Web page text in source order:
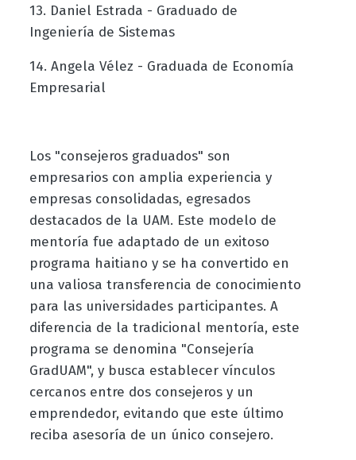
13. Daniel Estrada - Graduado de
Ingeniería de Sistemas
14. Angela Vélez - Graduada de Economía
Empresarial
Los "consejeros graduados" son
empresarios con amplia experiencia y
empresas consolidadas, egresados
destacados de la UAM. Este modelo de
mentoría fue adaptado de un exitoso
programa haitiano y se ha convertido en
una valiosa transferencia de conocimiento
para las universidades participantes. A
diferencia de la tradicional mentoría, este
programa se denomina "Consejería
GradUAM", y busca establecer vínculos
cercanos entre dos consejeros y un
emprendedor, evitando que este último
reciba asesoría de un único consejero.